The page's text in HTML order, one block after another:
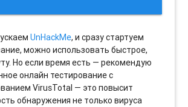
UnHackMe, и сразу стартуем
можно использовать быстрое,
Но если время есть — рекомендую
онлайн тестирование с
VirusTotal — это повысит
обнаружения не только вируса